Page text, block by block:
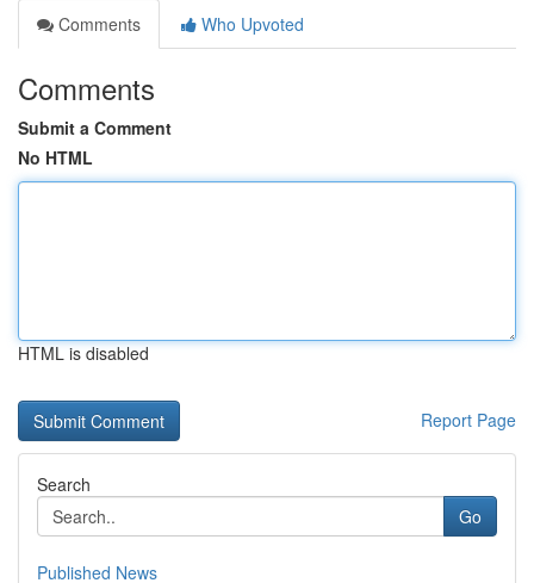
Comments
Who Upvoted
Comments
Submit a Comment
No HTML
HTML is disabled
Report Page
Search
Go
Published News